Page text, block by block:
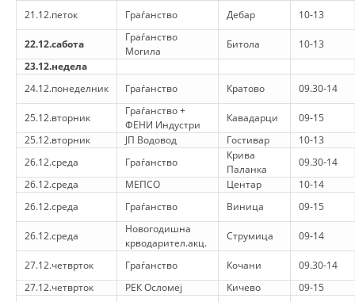
СТРАТЕГИИ
ЕДУКАТИВНО ИНФОРМАТИВНИ МАТЕРИЈАЛИ
БРОШУРИ
ПОСТЕРИ
ПРЕЗЕНТАЦИИ
21.12.петок Граѓанство Дебар 10-13
22.12.сабота
Граѓанство
Могила
Битола
10-13
23.12.недела
24.12.понеделник
Граѓанство Кратово 09.30-14
25.12.вторник
Граѓанство +
ФЕНИ Индустри
Кавадарци
09-15
25.12.вторник
ЈП Водовод Гостивар
10-13
26.12.среда
Граѓанство
Крива
Паланка
09.30-14
26.12.среда
МЕПСО Центар
10-14
26.12.среда
Граѓанство Виница 09-15
26.12.среда
Новогодишна
крводарител.акц.
Струмица 09-14
27.12.четврток Граѓанство Кочани
09.30-14
27.12.четврток
РЕК Осломеј Кичево
09-15